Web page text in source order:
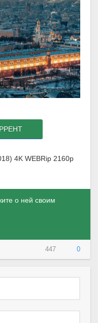
4K WEBRip 2160p
о ней своим
447 0